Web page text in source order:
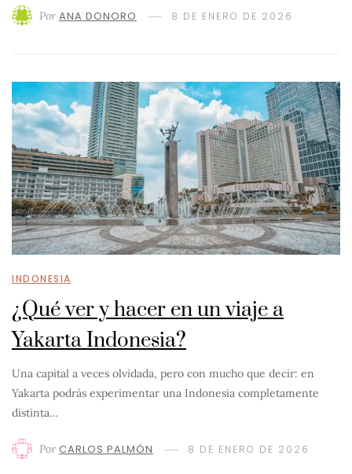
Por ANA DONORO 8 DE ENERO DE 2026
INDONESIA
¿Qué ver y hacer en un viaje a
Yakarta Indonesia?
Una capital a veces olvidada, pero con mucho que decir: en
Yakarta podrás experimentar una Indonesia completamente
distinta…
Por CARLOS PALMÓN 8 DE ENERO DE 2026